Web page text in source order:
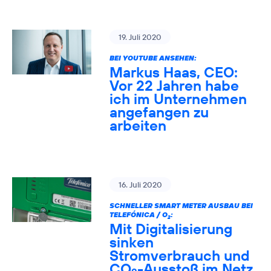
19. Juli 2020
BEI YOUTUBE ANSEHEN:
Markus Haas, CEO:
Vor 22 Jahren habe
ich im Unternehmen
angefangen zu
arbeiten
16. Juli 2020
SCHNELLER SMART METER AUSBAU BEI
TELEFÓNICA / O2:
Mit Digitalisierung
sinken
Stromverbrauch und